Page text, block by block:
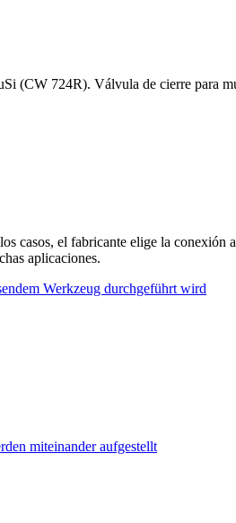
(CW 724R). Válvula de cierre para
casos, el fabricante elige la
aplicaciones.